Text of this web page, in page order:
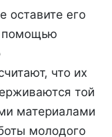
оставите его
помощью
что их
той
материалами
молодого